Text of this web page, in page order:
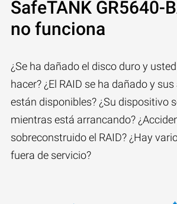
SafeTANK GR5640-
no funciona
¿Se ha dañado el disco duro y
hacer? ¿El RAID se ha dañado y
están disponibles? ¿Su dispositivo
mientras está arrancando?
sobreconstruido el RAID? ¿Hay
fuera de servicio?